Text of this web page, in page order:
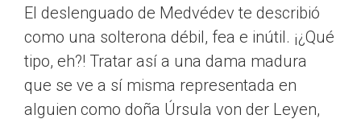
El deslenguado de Medvédev te describió
como una solterona débil, fea e inútil. ¡¿Qué
tipo, eh?! Tratar así a una dama madura
que se ve a sí misma representada en
alguien como doña Úrsula von der Leyen,